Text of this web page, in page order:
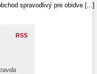
spravodlivý pre obidve [...]
RSS